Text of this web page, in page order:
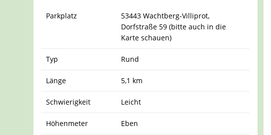
Parkplatz
53443 Wachtberg-Villiprot,
Dorfstraße 59 (bitte auch in die
Karte schauen)
Typ Rund
Länge 5,1 km
Schwierigkeit Leicht
Höhenmeter Eben